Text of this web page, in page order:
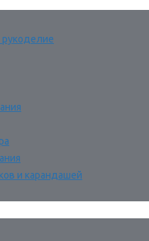
рукоделие
и карандашей